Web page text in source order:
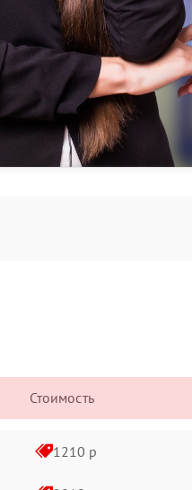
Стоимость
1210 р